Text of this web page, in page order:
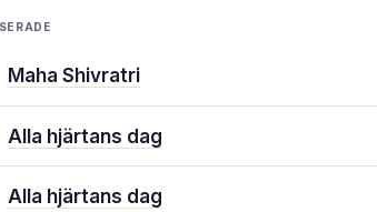
Maha Shivratri
Alla hjärtans dag
Alla hjärtans dag